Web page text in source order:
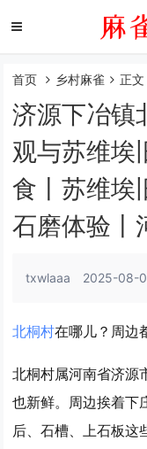
首页 乡村麻雀 正文
济源下冶镇
观与苏维埃
食丨苏维埃
石磨体验丨
txwlaaa 2025-08-
北桐村在哪儿？周边
北桐村属河南省济源
也新鲜。周边挨着下
后、石槽、上石板这